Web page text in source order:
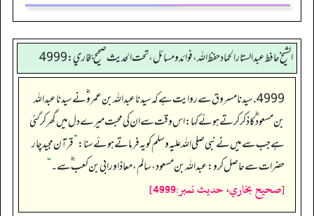
الشيخ حافط عبدالستار الحماد حفظ الله، فوائد و مسائل، تحت الحديث صحيح بخاري:4999
4999. سیدنا مسروق سے روایت ہے کہ سیدنا عبداللہ بن عمرو ؓ نے سیدنا عبداللہ
بن مسعود ؓ کا ذکر کرتے ہوئے کہا: اس وقت سے ان کی محبت میرے دل میں گھر کر گئی
ہے جب سے میں نے نبی صلی اللہ علیہ وسلم کو یہ فرماتے ہوئے سنا:”قرآن مجید چار
حضرات سے حاصل کرو: عبداللہ بن مسعود، سالم، معاذ اور ابی بن کعب‬ ؓ س‬ے۔“
[صحيح بخاري، حديث نمبر:4999]